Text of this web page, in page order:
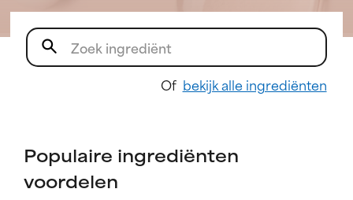
Of bekijk alle ingrediënten
Populaire ingrediënten
voordelen